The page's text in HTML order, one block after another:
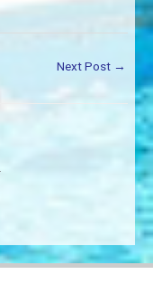
Next Post →